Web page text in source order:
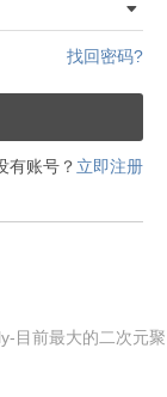
找回密码?
有账号？ 立即注册
目前最大的二次元聚